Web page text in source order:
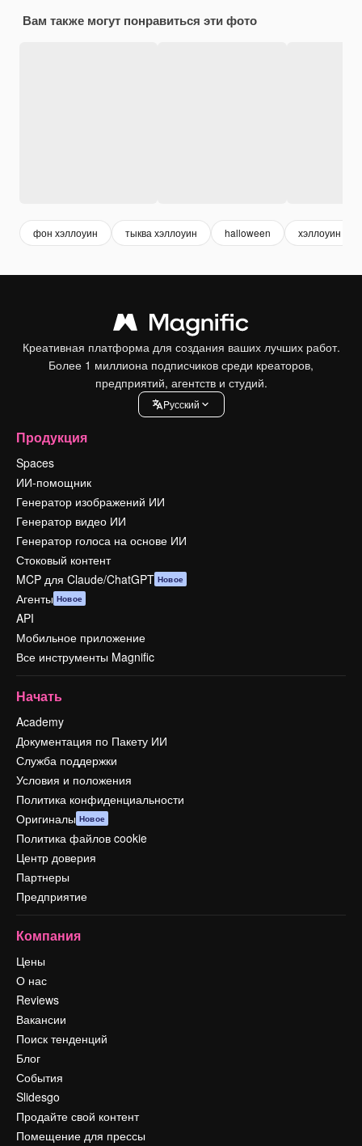
Вам также могут понравиться эти фото
фон хэллоуин тыква хэллоуин halloween хэллоуин
Креативная платформа для создания ваших лучших работ.
Более 1 миллиона подписчиков среди креаторов,
предприятий, агентств и студий.
Pусский
Продукция
Spaces
ИИ-помощник
Генератор изображений ИИ
Генератор видео ИИ
Генератор голоса на основе ИИ
Стоковый контент
MCP для Claude/ChatGPT Новое
Агенты Новое
API
Мобильное приложение
Все инструменты Magnific
Начать
Academy
Документация по Пакету ИИ
Служба поддержки
Условия и положения
Политика конфиденциальности
Оригиналы Новое
Политика файлов cookie
Центр доверия
Партнеры
Предприятие
Компания
Цены
О нас
Reviews
Вакансии
Поиск тенденций
Блог
События
Slidesgo
Продайте свой контент
Помещение для прессы